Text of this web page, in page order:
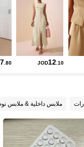
JOD12.10
7.80
ملابس داخلية & ملابس